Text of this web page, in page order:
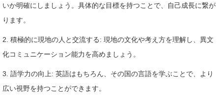
いか明確にしましょう。具体的な目標を持つことで、自己成長に繋が
ります。
2. 積極的に現地の人と交流する: 現地の文化や考え方を理解し、異文
化コミュニケーション能力を高めましょう。
3. 語学力の向上: 英語はもちろん、その国の言語を学ぶことで、より
広い視野を持つことができます。